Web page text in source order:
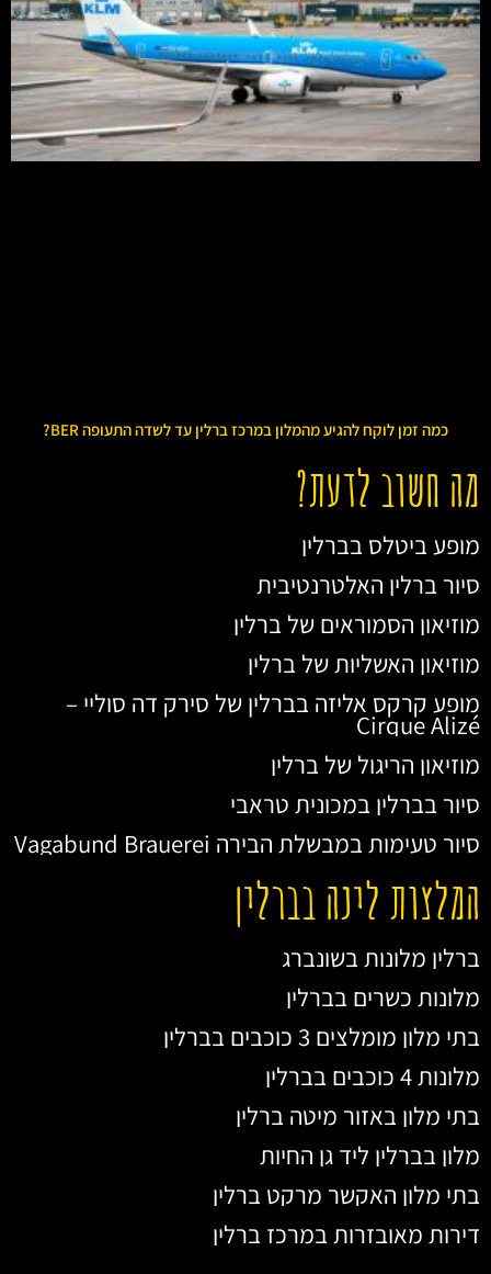
כמה זמן לוקח להגיע מהמלון במרכז ברלין עד לשדה התעופה BER?
מה חשוב לדעת?
מופע ביטלס בברלין
סיור ברלין האלטרנטיבית
מוזיאון הסמוראים של ברלין
מוזיאון האשליות של ברלין
מופע קרקס אליזה בברלין של סירק דה סוליי –
Cirque Alizé
מוזיאון הריגול של ברלין
סיור בברלין במכונית טראבי
סיור טעימות במבשלת הבירה Vagabund Brauerei
המלצות לינה בברלין
ברלין מלונות בשונברג
מלונות כשרים בברלין
בתי מלון מומלצים 3 כוכבים בברלין
מלונות 4 כוכבים בברלין
בתי מלון באזור מיטה ברלין
מלון בברלין ליד גן החיות
בתי מלון האקשר מרקט ברלין
דירות מאובזרות במרכז ברלין